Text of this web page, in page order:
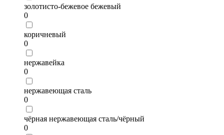
золотисто-бежевое бежевый
0
коричневый
0
нержавейка
0
нержавеющая сталь
0
чёрная нержавеющая сталь/чёрный
0